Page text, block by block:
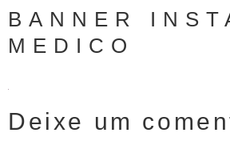
BANNER
MEDICO
Deixe um